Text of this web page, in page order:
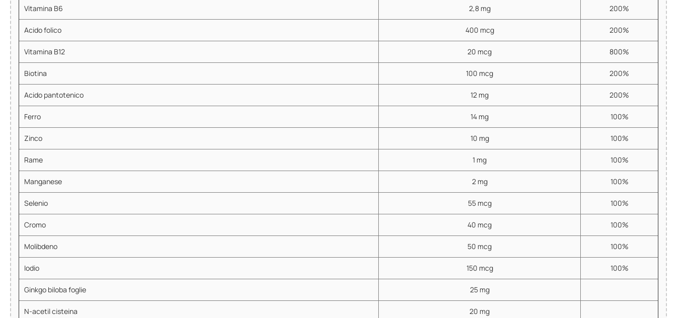
Vitamina B6 2,8 mg 200%
Acido folico 400 mcg 200%
Vitamina B12 20 mcg 800%
Biotina 100 mcg 200%
Acido pantotenico 12 mg 200%
Ferro 14 mg 100%
Zinco 10 mg 100%
Rame 1 mg 100%
Manganese 2 mg 100%
Selenio 55 mcg 100%
Cromo 40 mcg 100%
Molibdeno 50 mcg 100%
Iodio 150 mcg 100%
Ginkgo biloba foglie 25 mg
N-acetil cisteina 20 mg